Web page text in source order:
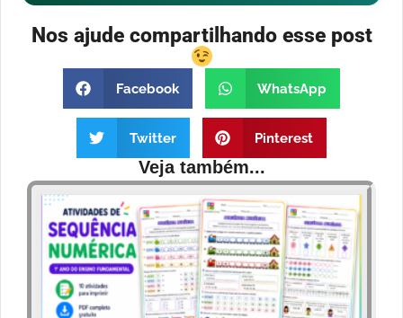
Nos ajude compartilhando esse post
Facebook WhatsApp
Twitter Pinterest
Veja também...